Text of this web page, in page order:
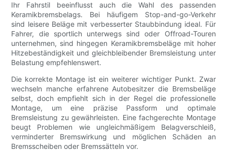
Ihr Fahrstil beeinflusst auch die Wahl des passenden
Keramikbremsbelags. Bei häufigem Stop-and-go-Verkehr
sind leisere Beläge mit verbesserter Staubbindung ideal. Für
Fahrer, die sportlich unterwegs sind oder Offroad-Touren
unternehmen, sind hingegen Keramikbremsbeläge mit hoher
Hitzebeständigkeit und gleichbleibender Bremsleistung unter
Belastung empfehlenswert.
Die korrekte Montage ist ein weiterer wichtiger Punkt. Zwar
wechseln manche erfahrene Autobesitzer die Bremsbeläge
selbst, doch empfiehlt sich in der Regel die professionelle
Montage, um eine präzise Passform und optimale
Bremsleistung zu gewährleisten. Eine fachgerechte Montage
beugt Problemen wie ungleichmäßigem Belagverschleiß,
verminderter Bremswirkung und möglichen Schäden an
Bremsscheiben oder Bremssätteln vor.